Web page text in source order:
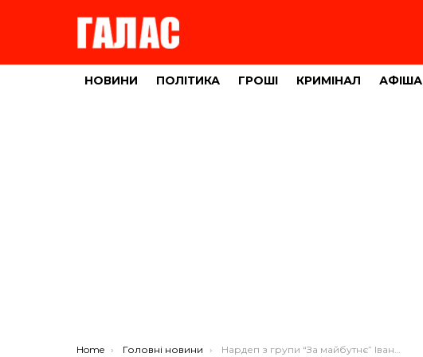
НОВИНИ ПОЛІТИКА ГРОШІ КРИМІНАЛ АФІША
You are here:
Home Головні новини Нардеп з групи “За майбутнє” Іван Чайківський: впроваджуємо страхування медиків